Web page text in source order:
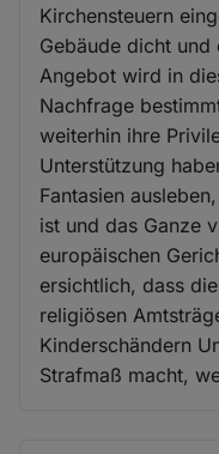
Kirchensteuern
Gebäude dicht
Angebot wird in
Nachfrage
weiterhin ihre
Unterstützung
Fantasien
ist und das Ganze
europäischen
ersichtlich, dass
religiösen
Kinderschändern
Strafmaß macht,